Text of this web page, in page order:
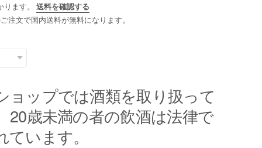
ます。
送料を確認する
注文で国内送料が無料になります。
ョップでは酒類を取り扱って
20歳未満の者の飲酒は法律で
います。